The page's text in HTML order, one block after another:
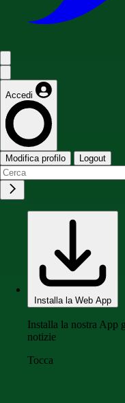
Accedi
Modifica profilo Logout
Installa la Web App
Installa la nostra App
notizie
Tocca